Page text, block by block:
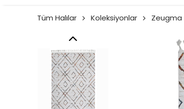
Tüm Halılar Koleksiyonlar Zeugma